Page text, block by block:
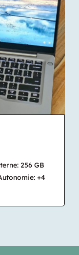
256 GB
+4